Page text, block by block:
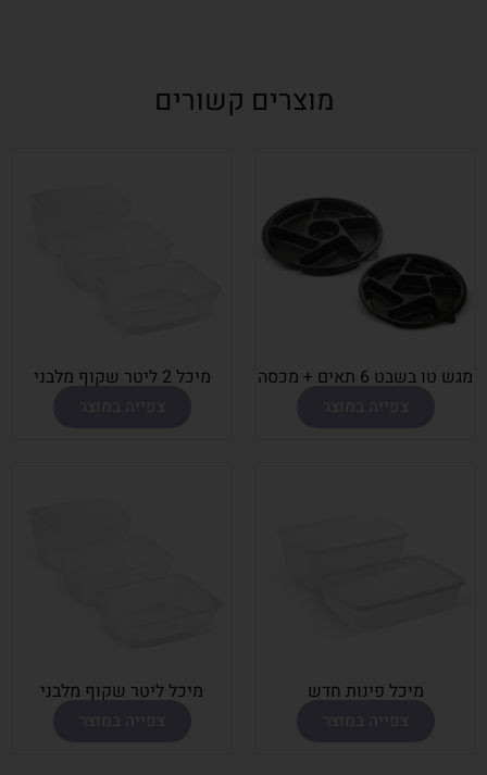
מוצרים קשורים
מגש טו בשבט 6 תאים + מכסה מיכל 2 ליטר שקוף מלבני
מיכל פינות חדש מיכל ליטר שקוף מלבני